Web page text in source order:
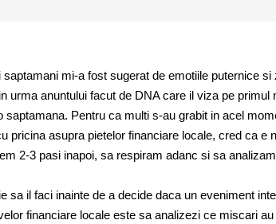
saptamani mi-a fost sugerat de emotiile puternice
urma anuntului facut de DNA care il viza pe primul
saptamana. Pentru ca multi s-au grabit in acel
pricina asupra pietelor financiare locale, cred ca e
2-3 pasi inapoi, sa respiram adanc si sa
sa il faci inainte de a decide daca un eveniment
financiare locale este sa analizezi ce miscari